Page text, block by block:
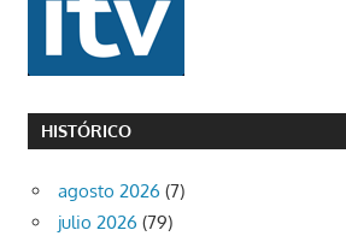
HISTÓRICO
agosto 2026 (7)
julio 2026 (79)